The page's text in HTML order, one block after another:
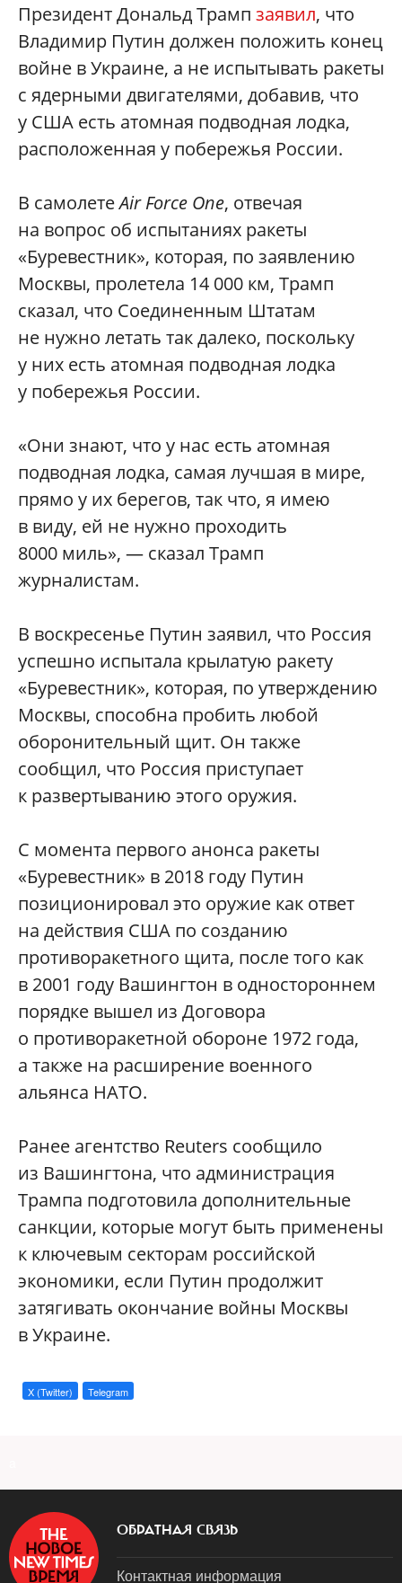
Президент Дональд Трамп заявил, что
Владимир Путин должен положить конец
войне в Украине, а не испытывать ракеты
с ядерными двигателями, добавив, что
у США есть атомная подводная лодка,
расположенная у побережья России.
В самолетеAir Force One, отвечая
на вопрос об испытаниях ракеты
«Буревестник», которая, по заявлению
Москвы, пролетела 14 000 км, Трамп
сказал, что Соединенным Штатам
не нужно летать так далеко, поскольку
у них есть атомная подводная лодка
у побережья России.
«Они знают, что у нас есть атомная
подводная лодка, самая лучшая в мире,
прямо у их берегов, так что, я имею
в виду, ей не нужно проходить
8000 миль», — сказал Трамп
журналистам.
В воскресенье Путин заявил, что Россия
успешно испытала крылатую ракету
«Буревестник», которая, по утверждению
Москвы, способна пробить любой
оборонительный щит. Он также
сообщил, что Россия приступает
к развертыванию этого оружия.
С момента первого анонса ракеты
«Буревестник» в 2018 году Путин
позиционировал это оружие как ответ
на действия США по созданию
противоракетного щита, после того как
в 2001 году Вашингтон в одностороннем
порядке вышел из Договора
о противоракетной обороне 1972 года,
а также на расширение военного
альянса НАТО.
Ранее агентство Reuters сообщило
из Вашингтона, что администрация
Трампа подготовила дополнительные
санкции, которые могут быть применены
к ключевым секторам российской
экономики, если Путин продолжит
затягивать окончание войны Москвы
в Украине.
X (Twitter) Telegram
ОБРАТНАЯ СВЯЗЬ
Контактная информация